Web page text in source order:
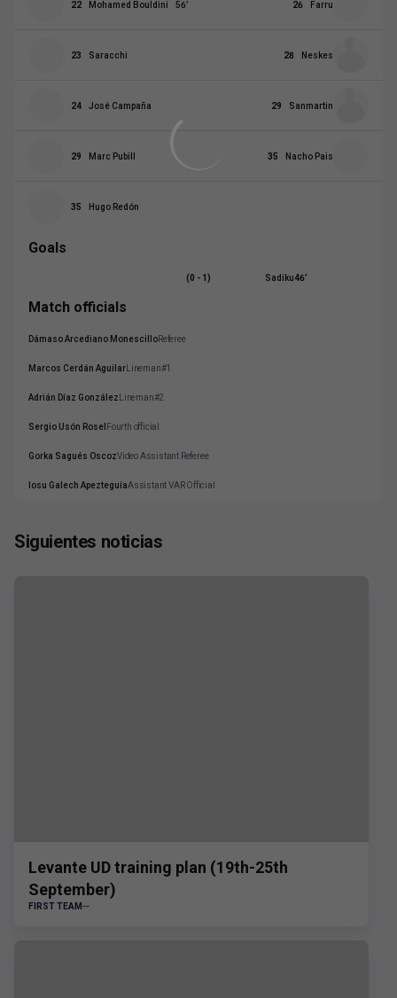
22 Mohamed Bouldini 56’ 26 Farru
23 Saracchi 28 Neskes
24 José Campaña 29 Sanmartin
29 Marc Pubill 35 Nacho Pais
35 Hugo Redón
Goals
(0 - 1) Sadiku46’
Match officials
Dámaso Arcediano MonescilloReferee
Marcos Cerdán Aguilar Lineman#1
Adrián Díaz González Lineman#2
Sergio Usón Rosel Fourth official
Gorka Sagués OscozVideo Assistant Referee
Iosu Galech ApezteguíaAssistant VAR Official
Siguientes noticias
Levante UD training plan (19th-25th
September)
FIRST TEAM